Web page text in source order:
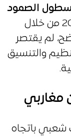
الصمود
لم يقتصر
والتنسيق
مغاربي
جوان 2025 كتحرك شعبي باتجاه